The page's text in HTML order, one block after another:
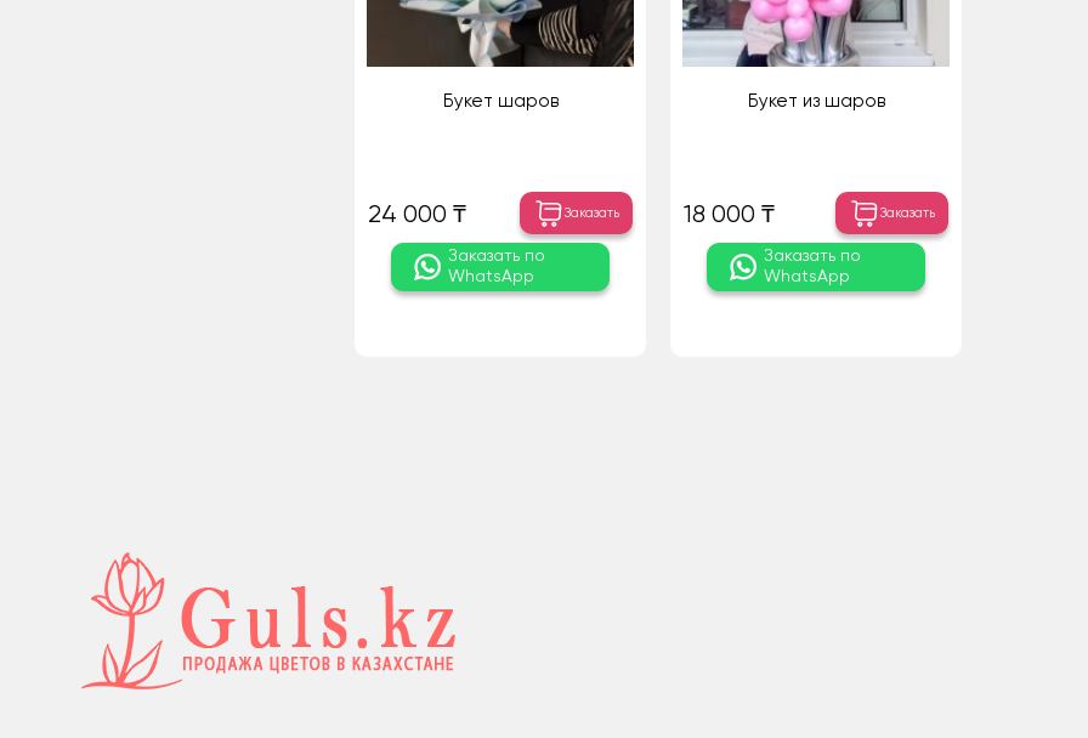
Букет шаров
24 000 ₸ Заказать
Заказать по
WhatsApp
Букет из шаров
18 000 ₸ Заказать
Заказать по
WhatsApp